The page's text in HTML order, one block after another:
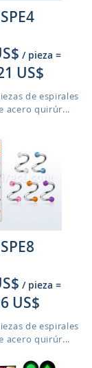
/ pieza =
US$
de espirales
acero quirúr...
/ pieza =
US$
de espirales
acero quirúr...